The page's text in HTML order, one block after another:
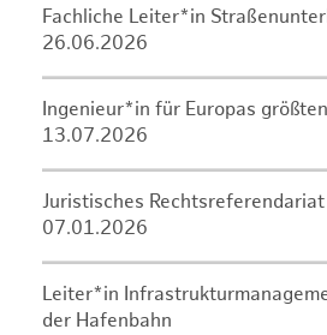
Fachliche Leiter*in
26.06.2026
Ingenieur*in für Europas
13.07.2026
Juristisches Rechtsreferendariat
07.01.2026
Leiter*in
der Hafenbahn